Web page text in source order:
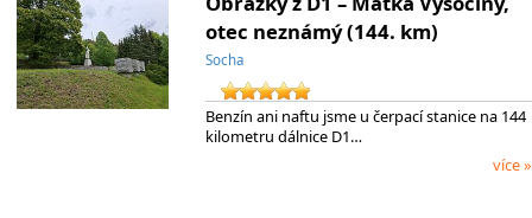
otec neznámý (144. km)
Socha
Benzín ani naftu jsme u čerpací stanice na 144
kilometru dálnice D1…
více »